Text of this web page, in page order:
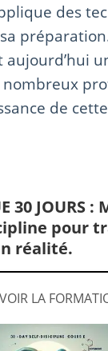
des
aujourd’hui
de
30 JOURS :
pour
réalité.
VOIR LA